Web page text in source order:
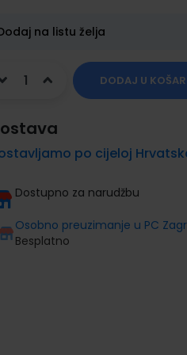
na listu želja
DODAJ U
po cijeloj
Dostupno za narudžbu
Osobno preuzimanje u PC
Besplatno